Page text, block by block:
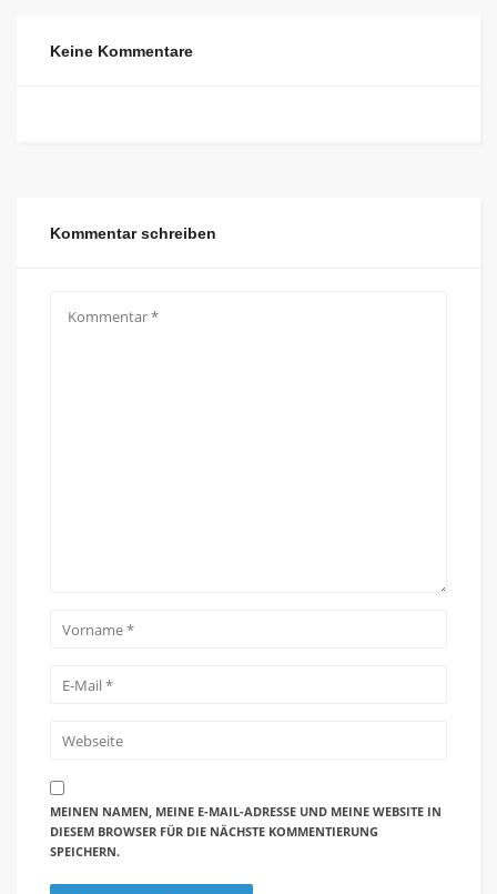
Keine Kommentare
Kommentar schreiben
MEINEN NAMEN, MEINE E-MAIL-ADRESSE UND MEINE WEBSITE IN
DIESEM BROWSER FÜR DIE NÄCHSTE KOMMENTIERUNG
SPEICHERN.